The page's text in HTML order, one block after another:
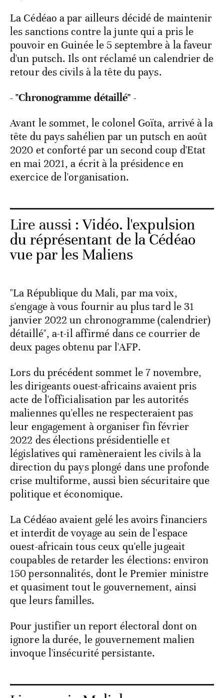
La Cédéao a par ailleurs décidé de maintenir
les sanctions contre la junte qui a pris le
pouvoir en Guinée le 5 septembre à la faveur
d'un putsch. Ils ont réclamé un calendrier de
retour des civils à la tête du pays.
- "Chronogramme détaillé" -
Avant le sommet, le colonel Goïta, arrivé à la
tête du pays sahélien par un putsch en août
2020 et conforté par un second coup d'Etat
en mai 2021, a écrit à la présidence en
exercice de l'organisation.
Lire aussi :Vidéo. l'expulsion
du réprésentant de la Cédéao
vue par les Maliens
"La République du Mali, par ma voix,
s'engage à vous fournir au plus tard le 31
janvier 2022 un chronogramme (calendrier)
détaillé", a-t-il affirmé dans ce courrier de
deux pages obtenu par l'AFP.
Lors du précédent sommet le 7 novembre,
les dirigeants ouest-africains avaient pris
acte de l'officialisation par les autorités
maliennes qu'elles ne respecteraient pas
leur engagement à organiser fin février
2022 des élections présidentielle et
législatives qui ramèneraient les civils à la
direction du pays plongé dans une profonde
crise multiforme, aussi bien sécuritaire que
politique et économique.
La Cédéao avaient gelé les avoirs financiers
et interdit de voyage au sein de l'espace
ouest-africain tous ceux qu'elle jugeait
coupables de retarder les élections: environ
150 personnalités, dont le Premier ministre
et quasiment tout le gouvernement, ainsi
que leurs familles.
Pour justifier un report électoral dont on
ignore la durée, le gouvernement malien
invoque l'insécurité persistante.